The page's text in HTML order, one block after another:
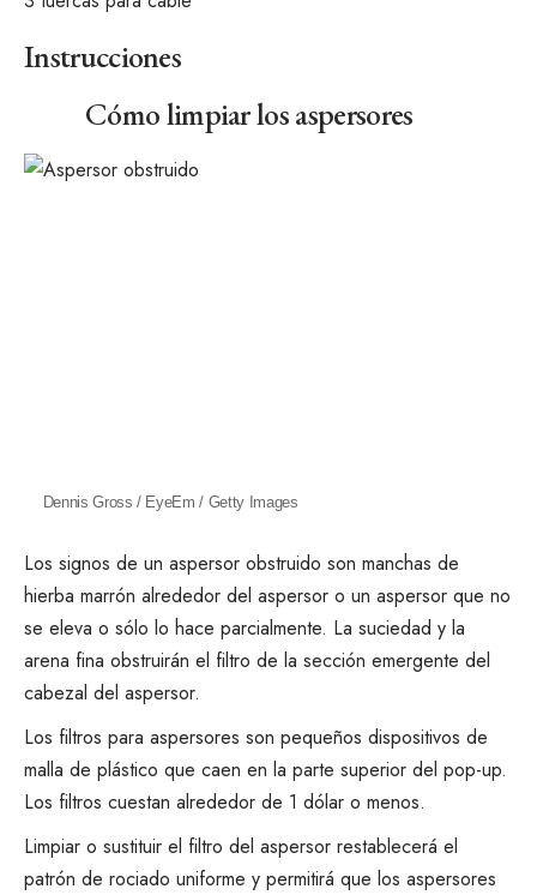
Instrucciones
Cómo limpiar los aspersores
Dennis Gross / EyeEm / Getty Images
Los signos de un aspersor obstruido son manchas de
hierba marrón alrededor del aspersor o un aspersor que no
se eleva o sólo lo hace parcialmente. La suciedad y la
arena fina obstruirán el filtro de la sección emergente del
cabezal del aspersor.
Los filtros para aspersores son pequeños dispositivos de
malla de plástico que caen en la parte superior del pop-up.
Los filtros cuestan alrededor de 1 dólar o menos.
Limpiar o sustituir el filtro del aspersor restablecerá el
patrón de rociado uniforme y permitirá que los aspersores